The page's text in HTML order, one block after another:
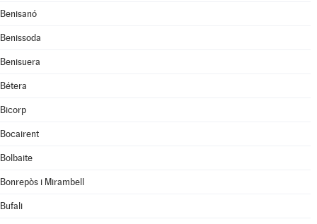
Benisanó
Benissoda
Benisuera
Bétera
Bicorp
Bocairent
Bolbaite
Bonrepòs i Mirambell
Bufali